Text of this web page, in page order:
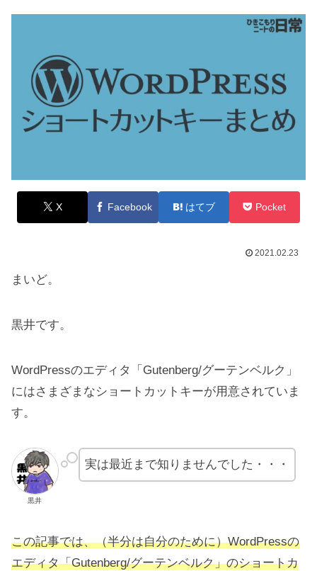
X Facebook はてブ Pocket
2021.02.23
まいど。
黒井です。
WordPressのエディタ「Gutenberg/グーテンベルク」
にはさまざまなショートカットキーが用意されていま
す。
黒井
実は最近まで知りませんでした・・・
この記事では、（半分は自分のために）WordPressの
エディタ「Gutenberg/グーテンベルク」のショートカ